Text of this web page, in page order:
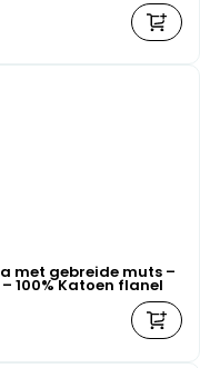
met gebreide muts –
100% Katoen flanel